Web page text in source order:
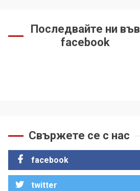
Последвайте ни във
facebook
Свържете се с нас
facebook
twitter